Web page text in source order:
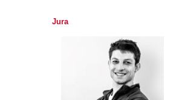
Jura